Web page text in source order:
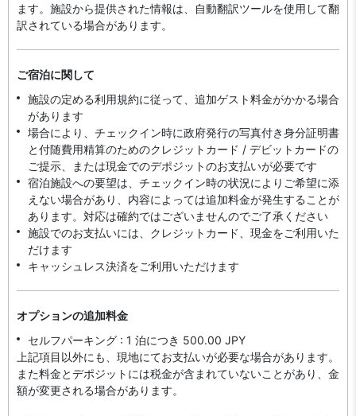
ます。施設から提供された情報は、自動翻訳ツールを使用して翻
訳されている場合があります。
ご宿泊に関して
施設の定める利用規約に従って、追加ゲスト料金がかかる場合
があります
場合により、チェックイン時に政府発行の写真付き身分証明書
と付随費用精算のためのクレジットカード / デビットカードの
ご提示、または現金でのデポジットのお支払いが必要です
宿泊施設への要望は、チェックイン時の状況によりご希望に添
えない場合があり、内容によっては追加料金が発生することが
あります。対応は確約ではございませんのでご了承ください
施設でのお支払いには、クレジットカード、現金をご利用いた
だけます
キャッシュレス決済をご利用いただけます
オプションの追加料金
セルフパーキング : 1 泊につき 500.00 JPY
上記項目以外にも、現地にてお支払いが必要な場合があります。
また料金とデポジットには税金が含まれていないことがあり、金
額が変更される場合があります。